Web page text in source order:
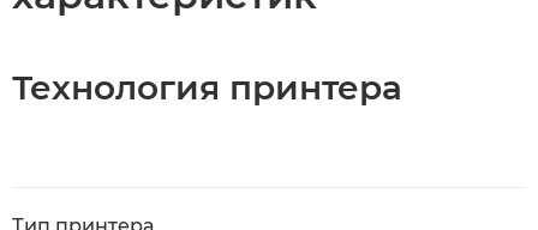
Технология принтера